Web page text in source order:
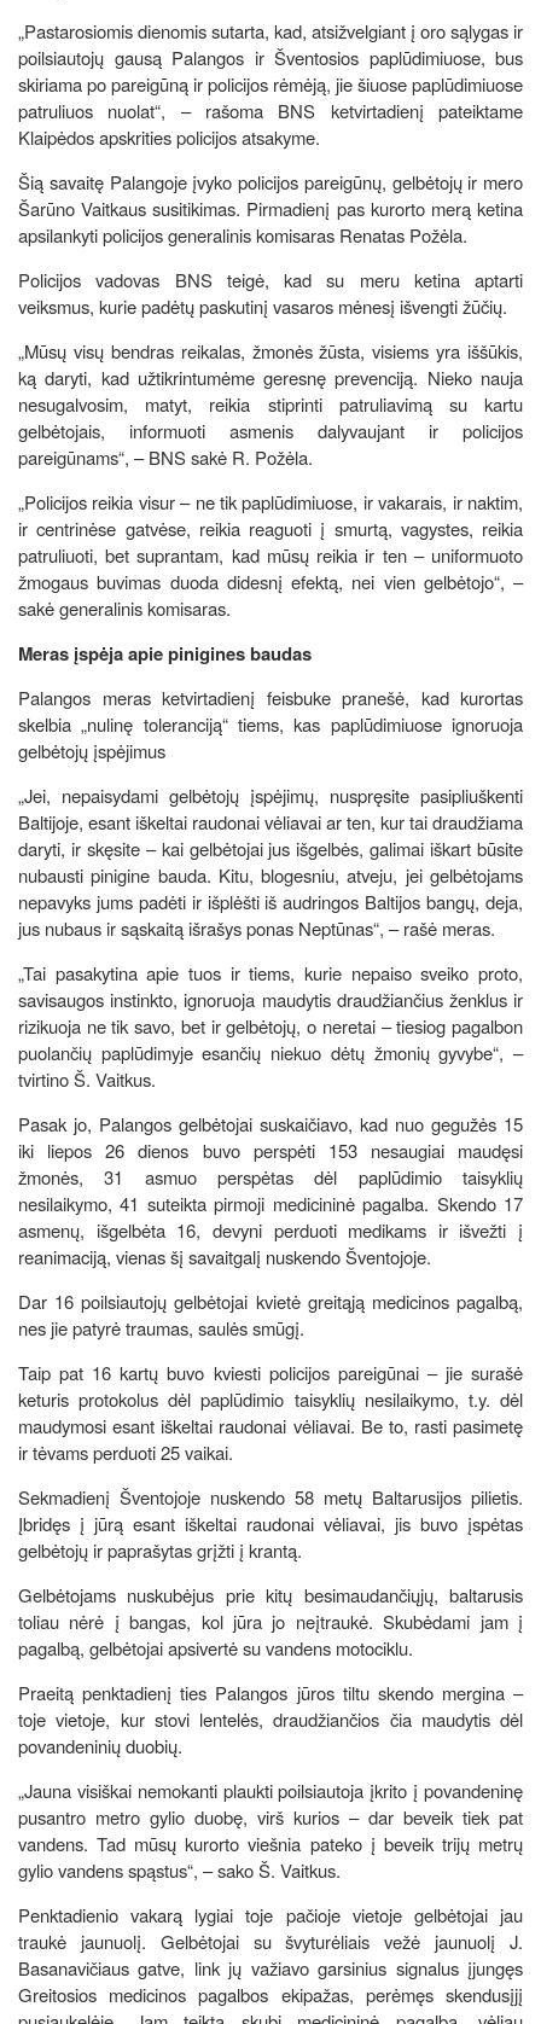
„Pastarosiomis dienomis sutarta, kad, atsižvelgiant į oro sąlygas ir
poilsiautojų gausą Palangos ir Šventosios paplūdimiuose, bus
skiriama po pareigūną ir policijos rėmėją, jie šiuose paplūdimiuose
patruliuos nuolat“, – rašoma BNS ketvirtadienį pateiktame
Klaipėdos apskrities policijos atsakyme.
Šią savaitę Palangoje įvyko policijos pareigūnų, gelbėtojų ir mero
Šarūno Vaitkaus susitikimas. Pirmadienį pas kurorto merą ketina
apsilankyti policijos generalinis komisaras Renatas Požėla.
Policijos vadovas BNS teigė, kad su meru ketina aptarti
veiksmus, kurie padėtų paskutinį vasaros mėnesį išvengti žūčių.
„Mūsų visų bendras reikalas, žmonės žūsta, visiems yra iššūkis,
ką daryti, kad užtikrintumėme geresnę prevenciją. Nieko nauja
nesugalvosim, matyt, reikia stiprinti patruliavimą su kartu
gelbėtojais, informuoti asmenis dalyvaujant ir policijos
pareigūnams“, – BNS sakė R. Požėla.
„Policijos reikia visur – ne tik paplūdimiuose, ir vakarais, ir naktim,
ir centrinėse gatvėse, reikia reaguoti į smurtą, vagystes, reikia
patruliuoti, bet suprantam, kad mūsų reikia ir ten – uniformuoto
žmogaus buvimas duoda didesnį efektą, nei vien gelbėtojo“, –
sakė generalinis komisaras.
Meras įspėja apie pinigines baudas
Palangos meras ketvirtadienį feisbuke pranešė, kad kurortas
skelbia „nulinę toleranciją“ tiems, kas paplūdimiuose ignoruoja
gelbėtojų įspėjimus
„Jei, nepaisydami gelbėtojų įspėjimų, nuspręsite pasipliuškenti
Baltijoje, esant iškeltai raudonai vėliavai ar ten, kur tai draudžiama
daryti, ir skęsite – kai gelbėtojai jus išgelbės, galimai iškart būsite
nubausti pinigine bauda. Kitu, blogesniu, atveju, jei gelbėtojams
nepavyks jums padėti ir išplėšti iš audringos Baltijos bangų, deja,
jus nubaus ir sąskaitą išrašys ponas Neptūnas“, – rašė meras.
„Tai pasakytina apie tuos ir tiems, kurie nepaiso sveiko proto,
savisaugos instinkto, ignoruoja maudytis draudžiančius ženklus ir
rizikuoja ne tik savo, bet ir gelbėtojų, o neretai – tiesiog pagalbon
puolančių paplūdimyje esančių niekuo dėtų žmonių gyvybe“, –
tvirtino Š. Vaitkus.
Pasak jo, Palangos gelbėtojai suskaičiavo, kad nuo gegužės 15
iki liepos 26 dienos buvo perspėti 153 nesaugiai maudęsi
žmonės, 31 asmuo perspėtas dėl paplūdimio taisyklių
nesilaikymo, 41 suteikta pirmoji medicininė pagalba. Skendo 17
asmenų, išgelbėta 16, devyni perduoti medikams ir išvežti į
reanimaciją, vienas šį savaitgalį nuskendo Šventojoje.
Dar 16 poilsiautojų gelbėtojai kvietė greitąją medicinos pagalbą,
nes jie patyrė traumas, saulės smūgį.
Taip pat 16 kartų buvo kviesti policijos pareigūnai – jie surašė
keturis protokolus dėl paplūdimio taisyklių nesilaikymo, t.y. dėl
maudymosi esant iškeltai raudonai vėliavai. Be to, rasti pasimetę
ir tėvams perduoti 25 vaikai.
Sekmadienį Šventojoje nuskendo 58 metų Baltarusijos pilietis.
Įbridęs į jūrą esant iškeltai raudonai vėliavai, jis buvo įspėtas
gelbėtojų ir paprašytas grįžti į krantą.
Gelbėtojams nuskubėjus prie kitų besimaudančiųjų, baltarusis
toliau nėrė į bangas, kol jūra jo neįtraukė. Skubėdami jam į
pagalbą, gelbėtojai apsivertė su vandens motociklu.
Praeitą penktadienį ties Palangos jūros tiltu skendo mergina –
toje vietoje, kur stovi lentelės, draudžiančios čia maudytis dėl
povandeninių duobių.
„Jauna visiškai nemokanti plaukti poilsiautoja įkrito į povandeninę
pusantro metro gylio duobę, virš kurios – dar beveik tiek pat
vandens. Tad mūsų kurorto viešnia pateko į beveik trijų metrų
gylio vandens spąstus“, – sako Š. Vaitkus.
Penktadienio vakarą lygiai toje pačioje vietoje gelbėtojai jau
traukė jaunuolį. Gelbėtojai su švyturėliais vežė jaunuolį J.
Basanavičiaus gatve, link jų važiavo garsinius signalus įjungęs
Greitosios medicinos pagalbos ekipažas, perėmęs skendusįjį